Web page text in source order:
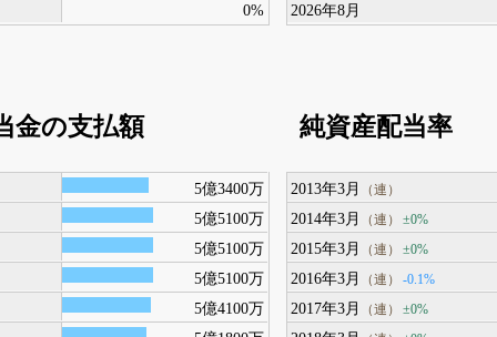
0%
2026年8月
金の支払額
5億3400万
5億5100万
5億5100万
5億5100万
5億4100万
純資産配当率
2013年3月 （連）
2014年3月 （連） ±0%
2015年3月 （連） ±0%
2016年3月 （連） -0.1%
2017年3月 （連） ±0%